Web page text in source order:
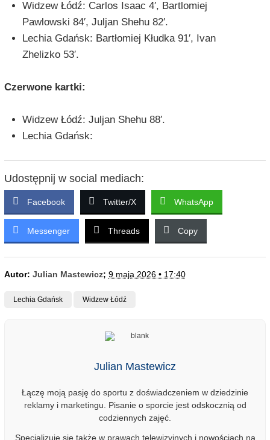
Widzew Łódź: Carlos Isaac 4′, Bartlomiej
Pawlowski 84′, Juljan Shehu 82′.
Lechia Gdańsk: Bartłomiej Kłudka 91′, Ivan
Zhelizko 53′.
Czerwone kartki:
Widzew Łódź: Juljan Shehu 88′.
Lechia Gdańsk:
Udostępnij w social mediach:
Facebook Twitter/X WhatsApp
Messenger Threads Copy
Autor: Julian Mastewicz; 9 maja 2026 • 17:40
Lechia Gdańsk Widzew Łódź
Julian Mastewicz
Łączę moją pasję do sportu z doświadczeniem w dziedzinie
reklamy i marketingu. Pisanie o sporcie jest odskocznią od
codziennych zajęć.
Specjalizuje się także w prawach telewizyjnych i nowościach na